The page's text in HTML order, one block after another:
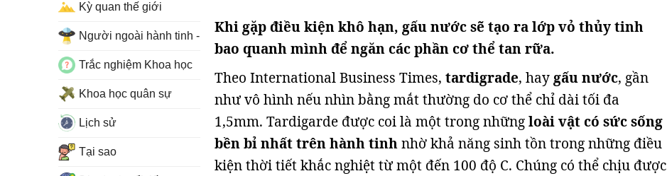
Khi gặp điều kiện khô hạn, gấu nước sẽ tạo ra lớp vỏ thủy tinh
bao quanh mình để ngăn các phần cơ thể tan rữa.
Theo International Business Times, tardigrade, hay gấu nước, gần
như vô hình nếu nhìn bằng mắt thường do cơ thể chỉ dài tối đa
1,5mm. Tardigarde được coi là một trong nhữngloài vật có sức sống
bền bỉ nhất trên hành tinhnhờ khả năng sinh tồn trong những điều
kiện thời tiết khắc nghiệt từ một đến 100 độ C. Chúng có thể chịu được
Kỳ quan thế giới
Người ngoài hành tinh - UFO
Trắc nghiệm Khoa học
Khoa học quân sự
Lịch sử
Tại sao